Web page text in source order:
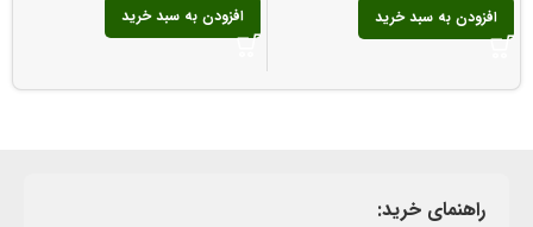
افزودن به سبد خرید افزودن به سبد خرید
راهنمای خرید: